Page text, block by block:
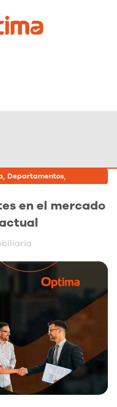
, Departamentos,
en el mercado